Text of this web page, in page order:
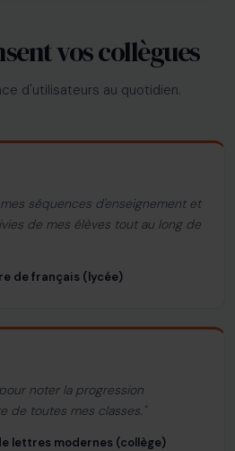
vos collègues
d'utilisateurs au quotidien.
séquences d'enseignement et
de mes élèves tout au long de
de français (lycée)
noter la progression
de toutes mes classes."
lettres modernes (collège)